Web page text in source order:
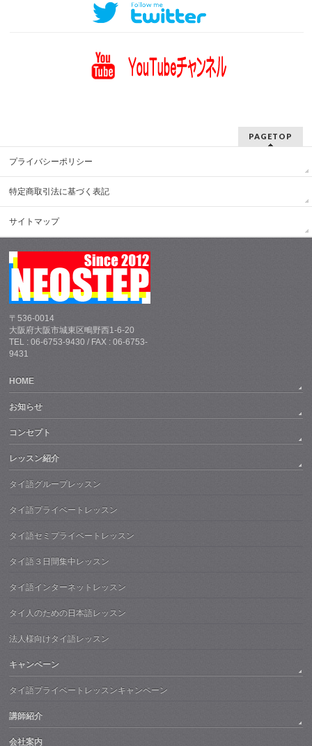
PAGETOP
プライバシーポリシー
特定商取引法に基づく表記
サイトマップ
〒536-0014
大阪府大阪市城東区鴫野西1-6-20
TEL : 06-6753-9430 / FAX : 06-6753-
9431
HOME
お知らせ
コンセプト
レッスン紹介
タイ語グループレッスン
タイ語プライベートレッスン
タイ語セミプライベートレッスン
タイ語３日間集中レッスン
タイ語インターネットレッスン
タイ人のための日本語レッスン
法人様向けタイ語レッスン
キャンペーン
タイ語プライベートレッスンキャンペーン
講師紹介
会社案内